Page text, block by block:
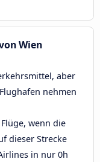
Wien
aber
nehmen
wenn die
dieser Strecke
in nur 0h